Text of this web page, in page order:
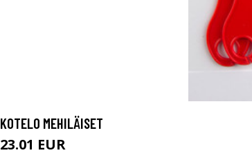
KOTELO MEHILÄISET
23.01 EUR